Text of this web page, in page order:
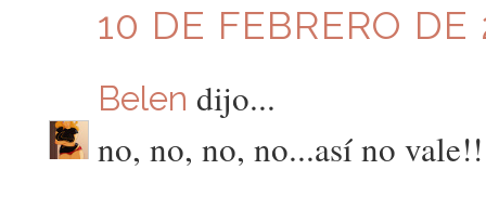
10 DE FEBRERO
Belen dijo...
no, no, no, no...así no